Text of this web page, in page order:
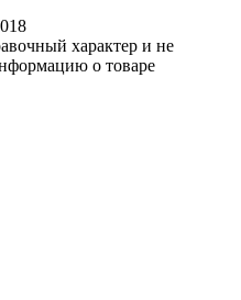
характер и не
о товаре